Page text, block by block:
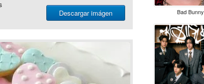
Descargar imágen Bad Bunny